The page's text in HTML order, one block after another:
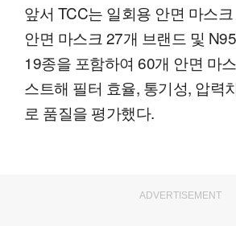
앞서 TCC는 일회용 안면 마스
안면 마스크 27개 브랜드 및
19종을 포함하여 60개 안면 마
스트해 필터 효율, 통기성, 압력
로 품질을 평가했다.
ADVERTISEMENT